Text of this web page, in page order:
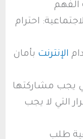
الفهم
احترام
الإنترنت بأمان
يجب مشاركتها
التي لا يجب
طلب